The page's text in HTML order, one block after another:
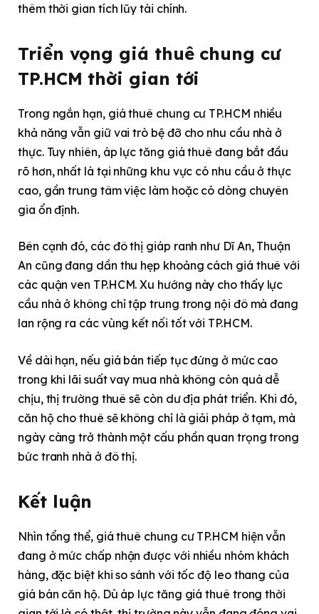
thêm thời gian tích lũy tài chính.
Triển vọng giá thuê chung cư
TP.HCM thời gian tới
Trong ngắn hạn, giá thuê chung cư TP.HCM nhiều
khả năng vẫn giữ vai trò bệ đỡ cho nhu cầu nhà ở
thực. Tuy nhiên, áp lực tăng giá thuê đang bắt đầu
rõ hơn, nhất là tại những khu vực có nhu cầu ở thực
cao, gần trung tâm việc làm hoặc có dòng chuyên
gia ổn định.
Bên cạnh đó, các đô thị giáp ranh như Dĩ An, Thuận
An cũng đang dần thu hẹp khoảng cách giá thuê với
các quận ven TP.HCM. Xu hướng này cho thấy lực
cầu nhà ở không chỉ tập trung trong nội đô mà đang
lan rộng ra các vùng kết nối tốt với TP.HCM.
Về dài hạn, nếu giá bán tiếp tục đứng ở mức cao
trong khi lãi suất vay mua nhà không còn quá dễ
chịu, thị trường thuê sẽ còn dư địa phát triển. Khi đó,
căn hộ cho thuê sẽ không chỉ là giải pháp ở tạm, mà
ngày càng trở thành một cấu phần quan trọng trong
bức tranh nhà ở đô thị.
Kết luận
Nhìn tổng thể, giá thuê chung cư TP.HCM hiện vẫn
đang ở mức chấp nhận được với nhiều nhóm khách
hàng, đặc biệt khi so sánh với tốc độ leo thang của
giá bán căn hộ. Dù áp lực tăng giá thuê trong thời